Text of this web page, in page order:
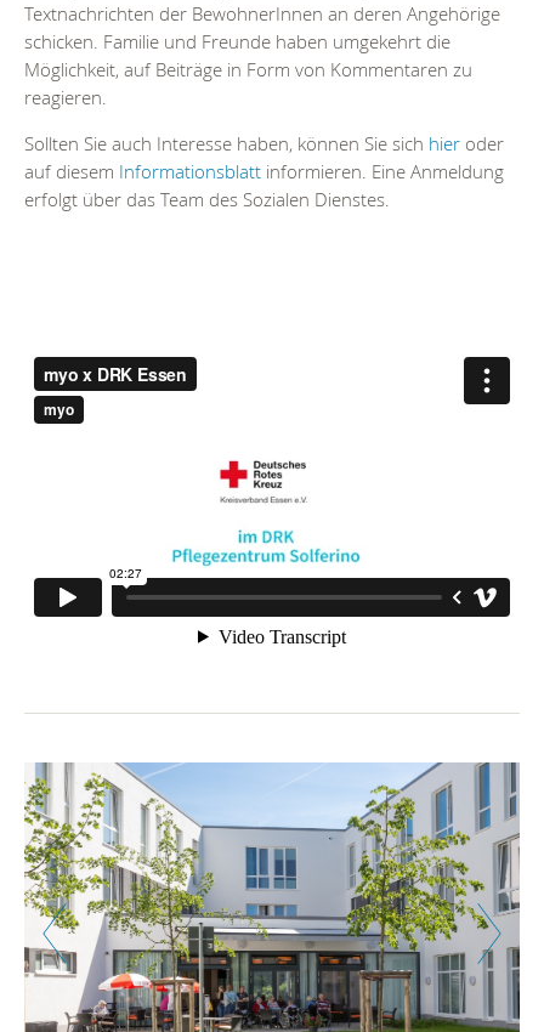
Textnachrichten der BewohnerInnen an deren Angehörige
schicken. Familie und Freunde haben umgekehrt die
Möglichkeit, auf Beiträge in Form von Kommentaren zu
reagieren.
Sollten Sie auch Interesse haben, können Sie sich hier oder
auf diesem Informationsblatt informieren. Eine Anmeldung
erfolgt über das Team des Sozialen Dienstes.
Zurück Weiter